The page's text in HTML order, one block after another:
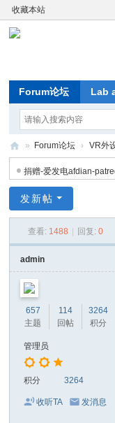
收藏本站
Forum论坛 Lab
o
元
» Forum论坛 › VR外
捐赠-爱发电afdian-
发新帖
查看: 1488 回复: 0
admin
657
主题
114
回帖
3264
积分
管理员
积分 3264
收听TA 发消息